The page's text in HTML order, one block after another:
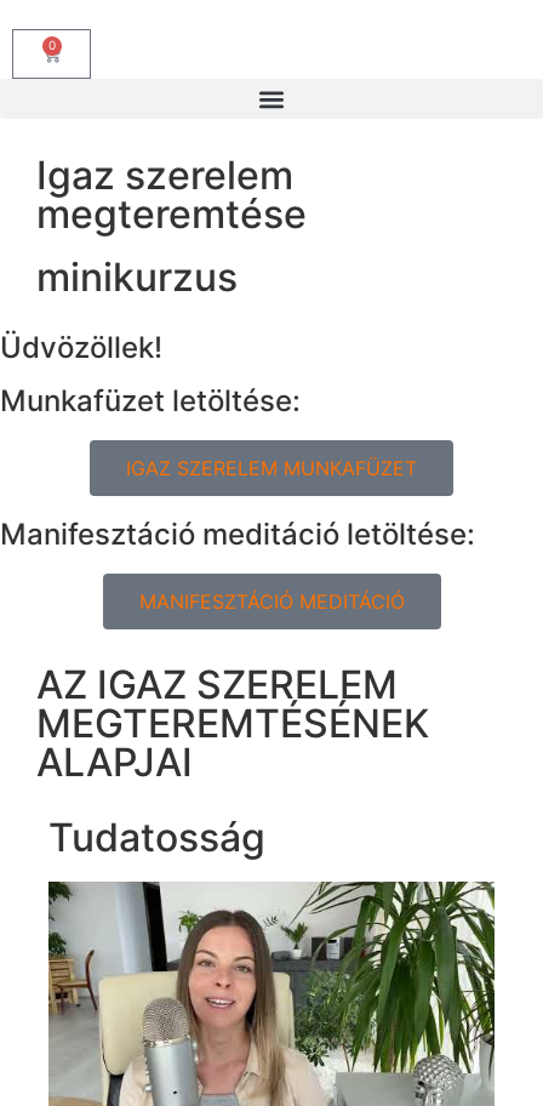
0
Igaz szerelem
megteremtése
minikurzus
Üdvözöllek!
Munkafüzet letöltése:
IGAZ SZERELEM MUNKAFÜZET
Manifesztáció meditáció letöltése:
MANIFESZTÁCIÓ MEDITÁCIÓ
AZ IGAZ SZERELEM
MEGTEREMTÉSÉNEK
ALAPJAI
Tudatosság